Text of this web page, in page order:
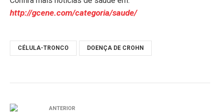
http://gcene.com/categoria/saude/
CÉLULA-TRONCO DOENÇA DE CROHN
ANTERIOR